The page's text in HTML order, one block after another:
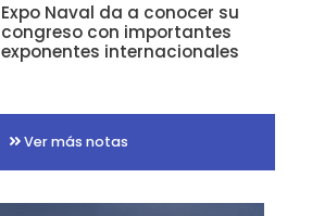
Expo Naval da a conocer su
congreso con importantes
exponentes internacionales
Ver más notas